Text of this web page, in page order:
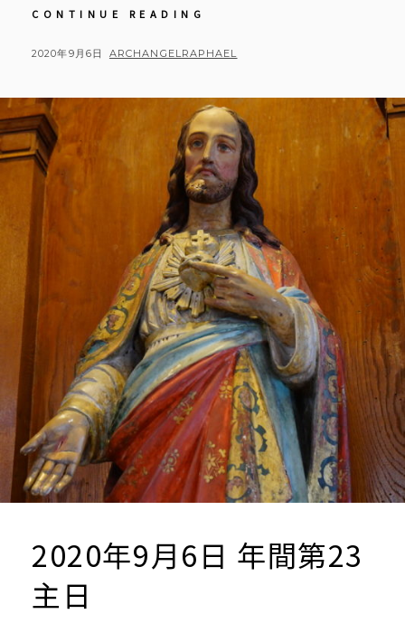
CONTINUE READING
司
階
式
と
ラ
イ
ブ
配
信
の
お
知
ら
せ
POSTED
2020年9月6日 BY
ARCHANGELRAPHAEL
2020年9月6日 年間第23
主日